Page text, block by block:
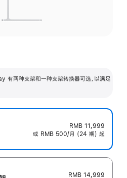
有两种支架和一种支架转换器可选，以满足
RMB 11,999
或 RMB 500/月 (24 期) 起
RMB 14,999